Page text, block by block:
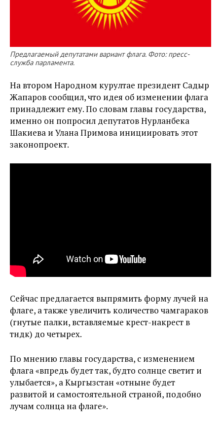
Предлагаемый депутатами вариант флага. Фото: пресс-
служба парламента.
На втором Народном курултае президент Садыр
Жапаров сообщил, что идея об изменении флага
принадлежит ему. По словам главы государства,
именно он попросил депутатов Нурланбека
Шакиева и Улана Примова инициировать этот
законопроект.
Сейчас предлагается выпрямить форму лучей на
флаге, а также увеличить количество чамгараков
(гнутые палки, вставляемые крест-накрест в
түндүк) до четырех.
По мнению главы государства, с изменением
флага «впредь будет так, будто солнце светит и
улыбается», а Кыргызстан «отныне будет
развитой и самостоятельной страной, подобно
лучам солнца на флаге».